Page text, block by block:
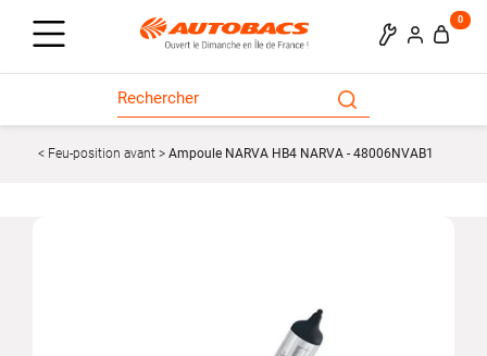
0
Feu-position avant Ampoule NARVA HB4 NARVA - 48006NVAB1